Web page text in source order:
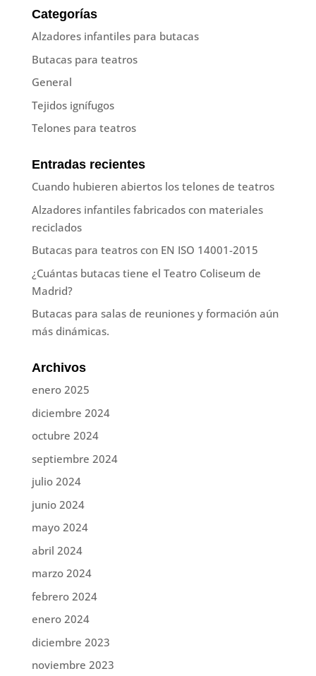
Categorías
Alzadores infantiles para butacas
Butacas para teatros
General
Tejidos ignífugos
Telones para teatros
Entradas recientes
Cuando hubieren abiertos los telones de teatros
Alzadores infantiles fabricados con materiales
reciclados
Butacas para teatros con EN ISO 14001-2015
¿Cuántas butacas tiene el Teatro Coliseum de
Madrid?
Butacas para salas de reuniones y formación aún
más dinámicas.
Archivos
enero 2025
diciembre 2024
octubre 2024
septiembre 2024
julio 2024
junio 2024
mayo 2024
abril 2024
marzo 2024
febrero 2024
enero 2024
diciembre 2023
noviembre 2023